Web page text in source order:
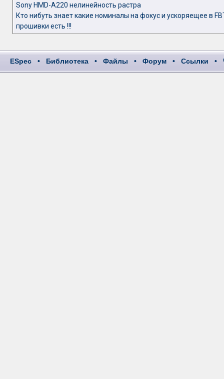
Sony HMD-A220 нелинейность растра
Кто нибуть знает какие номиналы на фокус и ускоряещее в
прошивки есть !!!
ESpec • Библиотека • Файлы • Форум • Ссылки •